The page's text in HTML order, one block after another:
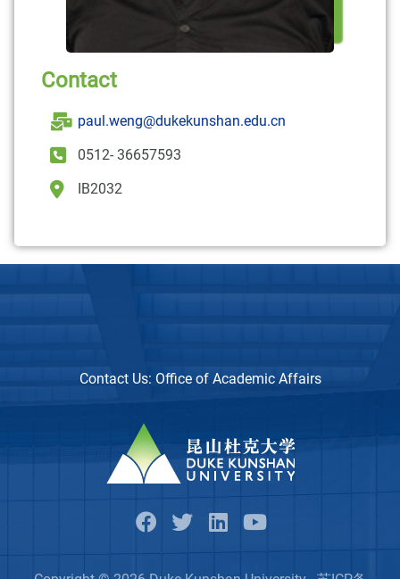
Contact
paul.weng@dukekunshan.edu.cn
0512- 36657593
IB2032
Contact Us: Office of Academic Affairs